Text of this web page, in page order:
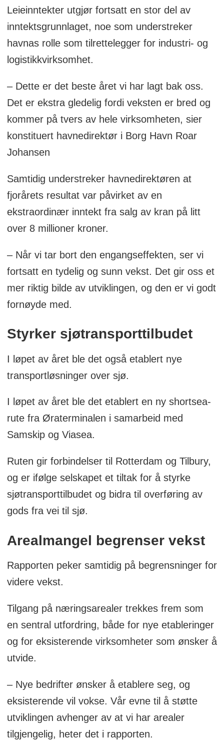
Leieinntekter utgjør fortsatt en stor del av
inntektsgrunnlaget, noe som understreker
havnas rolle som tilrettelegger for industri- og
logistikkvirksomhet.
– Dette er det beste året vi har lagt bak oss.
Det er ekstra gledelig fordi veksten er bred og
kommer på tvers av hele virksomheten, sier
konstituert havnedirektør i Borg Havn Roar
Johansen
Samtidig understreker havnedirektøren at
fjorårets resultat var påvirket av en
ekstraordinær inntekt fra salg av kran på litt
over 8 millioner kroner.
– Når vi tar bort den engangseffekten, ser vi
fortsatt en tydelig og sunn vekst. Det gir oss et
mer riktig bilde av utviklingen, og den er vi godt
fornøyde med.
Styrker sjøtransporttilbudet
I løpet av året ble det også etablert nye
transportløsninger over sjø.
I løpet av året ble det etablert en ny shortsea-
rute fra Øraterminalen i samarbeid med
Samskip og Viasea.
Ruten gir forbindelser til Rotterdam og Tilbury,
og er ifølge selskapet et tiltak for å styrke
sjøtransporttilbudet og bidra til overføring av
gods fra vei til sjø.
Arealmangel begrenser vekst
Rapporten peker samtidig på begrensninger for
videre vekst.
Tilgang på næringsarealer trekkes frem som
en sentral utfordring, både for nye etableringer
og for eksisterende virksomheter som ønsker å
utvide.
– Nye bedrifter ønsker å etablere seg, og
eksisterende vil vokse. Vår evne til å støtte
utviklingen avhenger av at vi har arealer
tilgjengelig, heter det i rapporten.